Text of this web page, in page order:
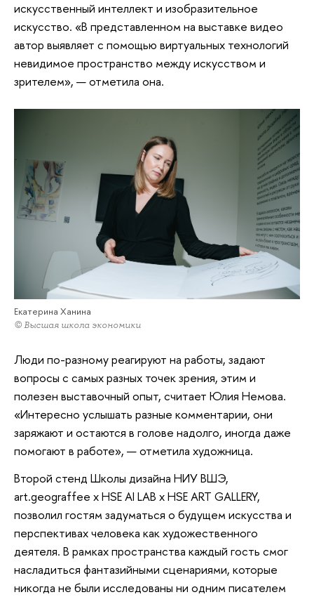
искусственный интеллект и изобразительное
искусство. «В представленном на выставке видео
автор выявляет с помощью виртуальных технологий
невидимое пространство между искусством и
зрителем», — отметила она.
Екатерина Ханина
© Высшая школа экономики
Люди по-разному реагируют на работы, задают
вопросы с самых разных точек зрения, этим и
полезен выставочный опыт, считает Юлия Немова.
«Интересно услышать разные комментарии, они
заряжают и остаются в голове надолго, иногда даже
помогают в работе», — отметила художница.
Второй стенд Школы дизайна НИУ ВШЭ,
art.geograffee х HSE AI LAB х HSE ART GALLERY,
позволил гостям задуматься о будущем искусства и
перспективах человека как художественного
деятеля. В рамках пространства каждый гость смог
насладиться фантазийными сценариями, которые
никогда не были исследованы ни одним писателем